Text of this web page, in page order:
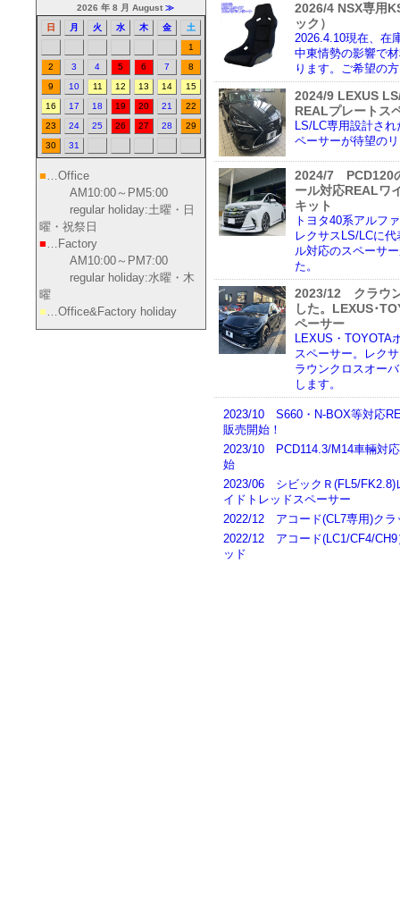
2026/4 NSX専用
ック）
2026.4.10現在、在
中東情勢の影響で
ります。ご希望の
2024/9 LEXUS
REALプレートス
LS/LC専用設計さ
ペーサーが待望の
2024/7 PCD120
ール対応REALワ
キット
トヨタ40系アルフ
レクサスLS/LCに
ル対応のスペーサ
た。
2023/12 クラウ
した。LEXUS･
ペーサー
LEXUS・TOYOTA
スペーサー。レク
ラウンクロスオー
します。
2023/10 S660・N-BOX等対応
販売開始！
2023/10 PCD114.3/M14車輛対
始
2023/06 シビックＲ(FL5/FK2.8)
イドトレッドスペーサー
2022/12 アコード(CL7専用)クラ
2022/12 アコード(LC1/CF4/
ッド
2026 年 8 月 August ≫
日
月 火 水 木 金
土
1
2
3 4 5 6 7
8
9
10 11 12 13 14
15
16
17 18 19 20 21
22
23
24 25 26 27 28
29
30
31
■…Office
AM10:00～PM5:00
regular holiday:土曜・日
曜・祝祭日
■…Factory
AM10:00～PM7:00
regular holiday:水曜・木
曜
■…Office&Factory holiday